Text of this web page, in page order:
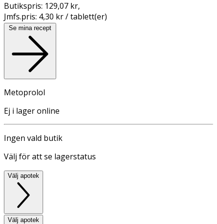
Butikspris: 129,07 kr,
Jmfs.pris: 4,30 kr / tablett(er)
Se mina recept
Metoprolol
Ej i lager online
Ingen vald butik
Välj för att se lagerstatus
Välj apotek
Välj apotek